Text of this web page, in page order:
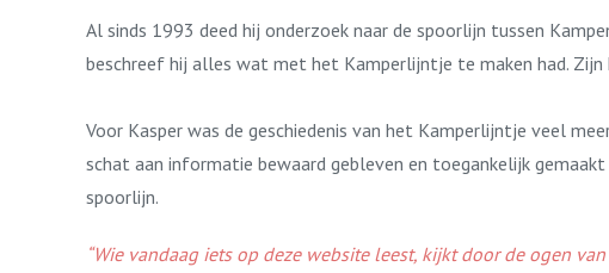
Al sinds 1993 deed hij onderzoek naar de spoorlijn tussen
beschreef hij alles wat met het Kamperlijntje te maken had. Zijn
Voor Kasper was de geschiedenis van het Kamperlijntje veel
schat aan informatie bewaard gebleven en toegankelijk
spoorlijn.
“Wie vandaag iets op deze website leest, kijkt door de ogen